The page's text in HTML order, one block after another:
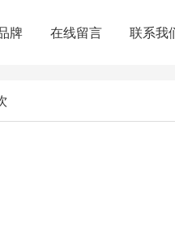
牌 在线留言 联系我